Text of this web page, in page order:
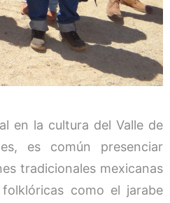
en la cultura del Valle de
es común presenciar
tradicionales mexicanas
como el jarabe